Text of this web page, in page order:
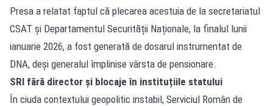
Presa a relatat faptul că plecarea acestuia de la secretariatul
CSAT și Departamentul Securității Naționale, la finalul lunii
ianuarie 2026, a fost generată de dosarul instrumentat de
DNA, deși generalul împlinise vârsta de pensionare.
SRI fără director și blocaje în instituțiile statului
În ciuda contextului geopolitic instabil, Serviciul Român de